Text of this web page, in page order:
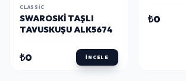
CLASSIC
SWAROSKI TAŞLI
TAVUSKUŞU ALK5674
₺0 İNCELE
₺0